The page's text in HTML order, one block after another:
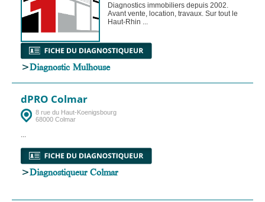
Diagnostics immobiliers depuis 2002.
Avant vente, location, travaux. Sur tout le
Haut-Rhin ...
>Diagnostic Mulhouse
dPRO Colmar
8 rue du Haut-Koenigsbourg
68000 Colmar
...
>Diagnostiqueur Colmar